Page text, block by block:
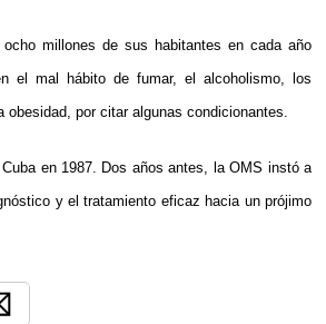
millones de sus habitantes en cada año
el mal hábito de fumar, el alcoholismo, los
por citar algunas condicionantes.
en 1987. Dos años antes, la OMS instó a
y el tratamiento eficaz hacia un prójimo